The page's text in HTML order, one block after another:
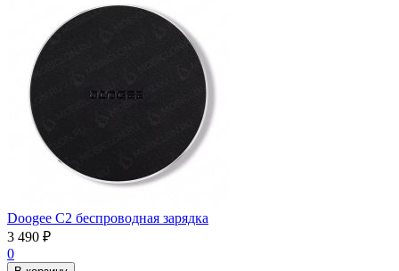
Doogee C2 беспроводная зарядка
3 490 ₽
0